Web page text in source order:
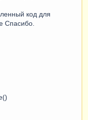
код для
Спасибо.